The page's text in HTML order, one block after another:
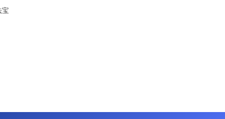
宝